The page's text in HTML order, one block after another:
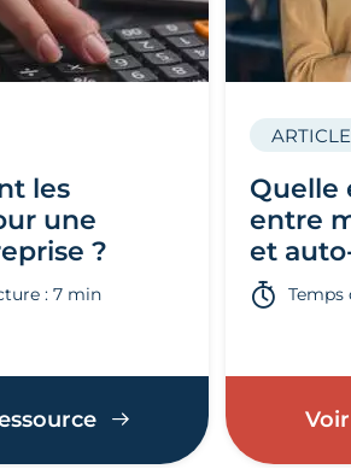
les
une
?
: 7 min
Quelle
entre
et
Temps